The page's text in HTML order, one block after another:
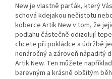
New je vlastně parťák, který
schová kdejakou nečistotu
koberce Artik New v tom, že
podlahu částečně odizolují
chcete při pokládce a údržbě
nenáročný a zároveň nápaditý
Artik New. Ten můžete
barevným a krásně obšitým